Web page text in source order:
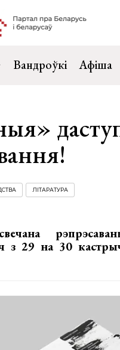
Вандроўкі Афіша
ЛІТАРАТУРА
з 29 на 30